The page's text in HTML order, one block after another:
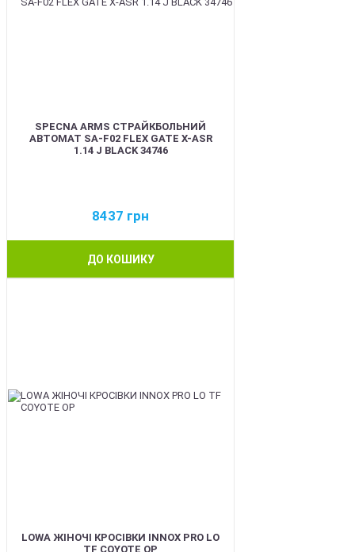
SPECNA ARMS СТРАЙКБОЛЬНИЙ
АВТОМАТ SA-F02 FLEX GATE X-ASR
1.14 J BLACK 34746
8437 грн
ДО КОШИКУ
LOWA ЖІНОЧІ КРОСІВКИ INNOX PRO LO
TF COYOTE OP